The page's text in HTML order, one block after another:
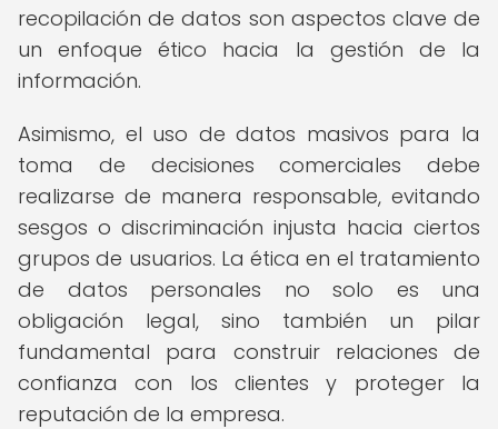
recopilación de datos son aspectos clave de
un enfoque ético hacia la gestión de la
información.
Asimismo, el uso de datos masivos para la
toma de decisiones comerciales debe
realizarse de manera responsable, evitando
sesgos o discriminación injusta hacia ciertos
grupos de usuarios. La ética en el tratamiento
de datos personales no solo es una
obligación legal, sino también un pilar
fundamental para construir relaciones de
confianza con los clientes y proteger la
reputación de la empresa.